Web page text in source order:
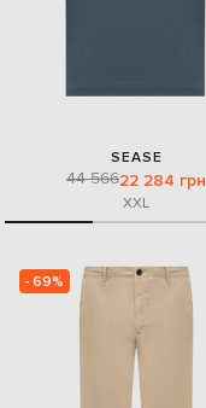
SEASE
44 56622 284 грн
XXL
- 69%